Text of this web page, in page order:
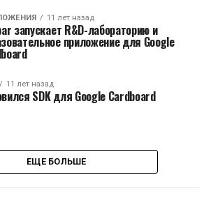
11 лет назад
запускает R&D-лабораторию и
приложение для Google
11 лет назад
SDK для Google Cardboard
ЕЩЕ БОЛЬШЕ